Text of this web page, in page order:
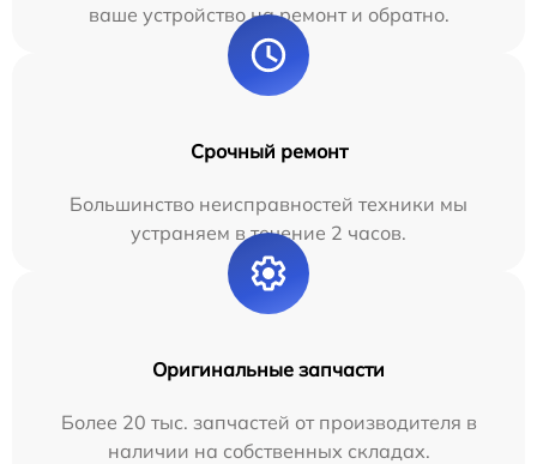
ваше устройство на ремонт и обратно.
Срочный ремонт
Большинство неисправностей техники мы
устраняем в течение 2 часов.
Оригинальные запчасти
Более 20 тыс. запчастей от производителя в
наличии на собственных складах.